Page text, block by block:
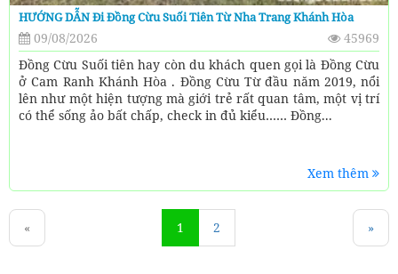
HƯỚNG DẪN Đi Đồng Cừu Suối Tiên Từ Nha Trang Khánh Hòa
09/08/2026
45969
Đồng Cừu Suối tiên hay còn du khách quen gọi là Đồng Cừu
ở Cam Ranh Khánh Hòa . Đồng Cừu Từ đầu năm 2019, nổi
lên như một hiện tượng mà giới trẻ rất quan tâm, một vị trí
có thể sống ảo bất chấp, check in đủ kiểu…… Đồng...
Xem thêm
« 1 2 »